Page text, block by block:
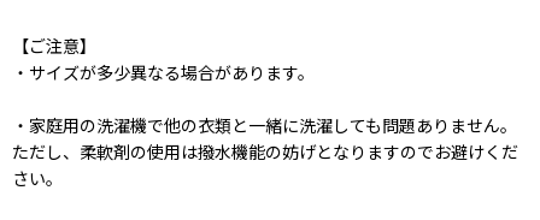
【ご注意】
・サイズが多少異なる場合があります。
・家庭用の洗濯機で他の衣類と一緒に洗濯しても問題ありません。
ただし、柔軟剤の使用は撥水機能の妨げとなりますのでお避けくだ
さい。